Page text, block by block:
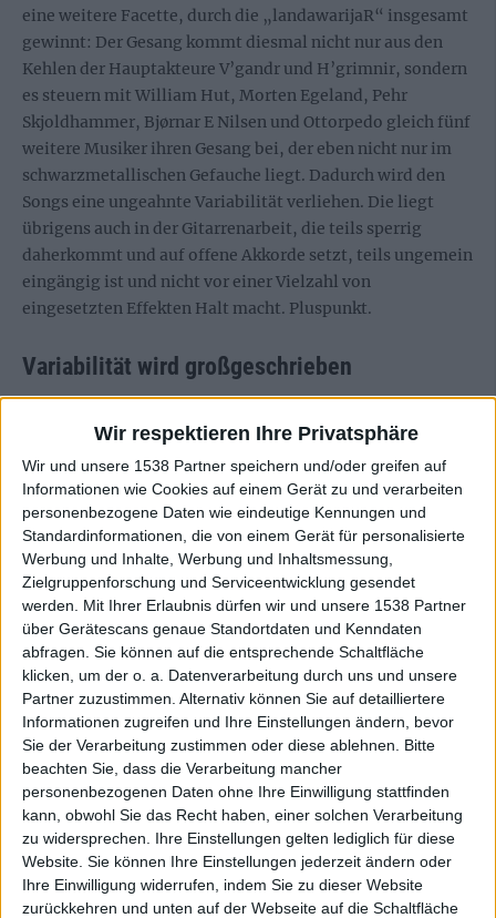
Wir respektieren Ihre Privatsphäre
Wir und unsere 1538 Partner speichern und/oder greifen auf
Informationen wie Cookies auf einem Gerät zu und verarbeiten
personenbezogene Daten wie eindeutige Kennungen und
Standardinformationen, die von einem Gerät für personalisierte
Werbung und Inhalte, Werbung und Inhaltsmessung,
Zielgruppenforschung und Serviceentwicklung gesendet
werden.
Mit Ihrer Erlaubnis dürfen wir und unsere 1538 Partner
über Gerätescans genaue Standortdaten und Kenndaten
abfragen. Sie können auf die entsprechende Schaltfläche
klicken, um der o. a. Datenverarbeitung durch uns und unsere
Partner zuzustimmen. Alternativ können Sie auf detailliertere
Informationen zugreifen und Ihre Einstellungen ändern, bevor
Sie der Verarbeitung zustimmen oder diese ablehnen.
Bitte
beachten Sie, dass die Verarbeitung mancher
personenbezogenen Daten ohne Ihre Einwilligung stattfinden
kann, obwohl Sie das Recht haben, einer solchen Verarbeitung
zu widersprechen. Ihre Einstellungen gelten lediglich für diese
Website. Sie können Ihre Einstellungen jederzeit ändern oder
Ihre Einwilligung widerrufen, indem Sie zu dieser Website
zurückkehren und unten auf der Webseite auf die Schaltfläche
eine weitere Facette, durch die „landawarijaR“ insgesamt
gewinnt: Der Gesang kommt diesmal nicht nur aus den
Kehlen der Hauptakteure V’gandr und H’grimnir, sondern
es steuern mit William Hut, Morten Egeland, Pehr
Skjoldhammer, Bjørnar E Nilsen und Ottorpedo gleich fünf
weitere Musiker ihren Gesang bei, der eben nicht nur im
schwarzmetallischen Gefauche liegt. Dadurch wird den
Songs eine ungeahnte Variabilität verliehen. Die liegt
übrigens auch in der Gitarrenarbeit, die teils sperrig
daherkommt und auf offene Akkorde setzt, teils ungemein
eingängig ist und nicht vor einer Vielzahl von
eingesetzten Effekten Halt macht. Pluspunkt.
Variabilität wird großgeschrieben
Verzichtet wurde diesmal erstmals seit langem auf eine
weiter ins Gewicht fällt. „landawarijaR“ wirkt in sich
geschlossen, vielleicht mehr noch als der Vorgänger
„raunijaR“. Darüber hinaus bietet das Album genügend
Ansatzpunkte für eine Dauerrotation – jedenfalls wenn
man der Meinung ist, dass Viking Metal mehr mit
Kettenhemden als mit Trinkhörnern zu tun hat. So
ungefähr jedenfalls.
Zur Startseite
21.01.2017
Eckart Maronde
- Dreaming in Red -